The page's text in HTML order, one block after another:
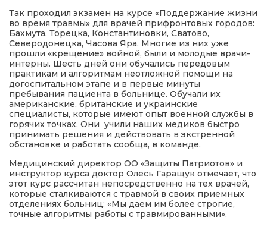
Так проходил экзамен на курсе «Поддержание жизни
во время травмы» для врачей прифронтовых городов:
Бахмута, Торецка, Константиновки, Сватово,
Северодонецка, Часова Яра. Многие из них уже
прошли «крещение» войной, были и молодые врачи-
интерны. Шесть дней они обучались передовым
практикам и алгоритмам неотложной помощи на
догоспитальном этапе и в первые минуты
пребывания пациента в больнице. Обучали их
американские, британские и украинские
специалисты, которые имеют опыт военной службы в
горячих точках. Они учили наших медиков быстро
принимать решения и действовать в экстренной
обстановке и работать сообща, в команде.
Медицинский директор ОО «Защиты Патриотов» и
инструктор курса доктор Олесь Гаращук отмечает, что
этот курс рассчитан непосредственно на тех врачей,
которые сталкиваются с травмой в своих приемных
отделениях больниц: «Мы даем им более строгие,
точные алгоритмы работы с травмированными».